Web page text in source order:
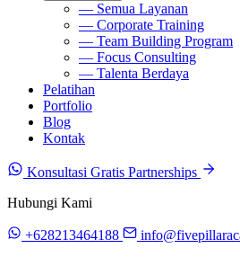
— Semua Layanan
— Corporate Training
— Team Building Program
— Focus Consulting
— Talenta Berdaya
Pelatihan
Portfolio
Blog
Kontak
Konsultasi Gratis Partnerships
Hubungi Kami
+628213464188